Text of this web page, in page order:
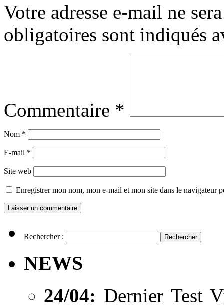
Votre adresse e-mail ne
obligatoires sont indiqués
Commentaire *
Nom *
E-mail *
Site web
Enregistrer mon nom, mon e-mail et mon site dans le navigateur
Rechercher :
NEWS
24/04: Dernier Test